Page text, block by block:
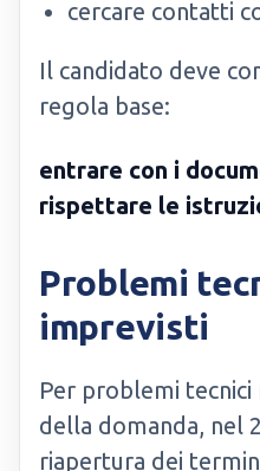
cercare contatti
Il candidato deve
regola base:
entrare con i
rispettare le
Problemi
imprevisti
Per problemi
della domanda, nel
riapertura dei